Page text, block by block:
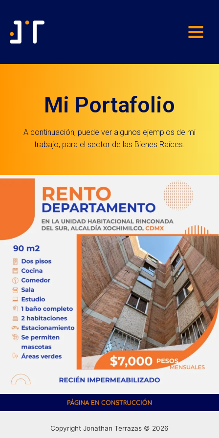
Mi Portafolio
A continuación, puede ver algunos ejemplos de mi
trabajo, para el sector de las Bienes Raíces.
Copyright Jonathan Terrazas © 2026